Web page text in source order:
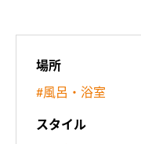
場所
#風呂・浴室
スタイル